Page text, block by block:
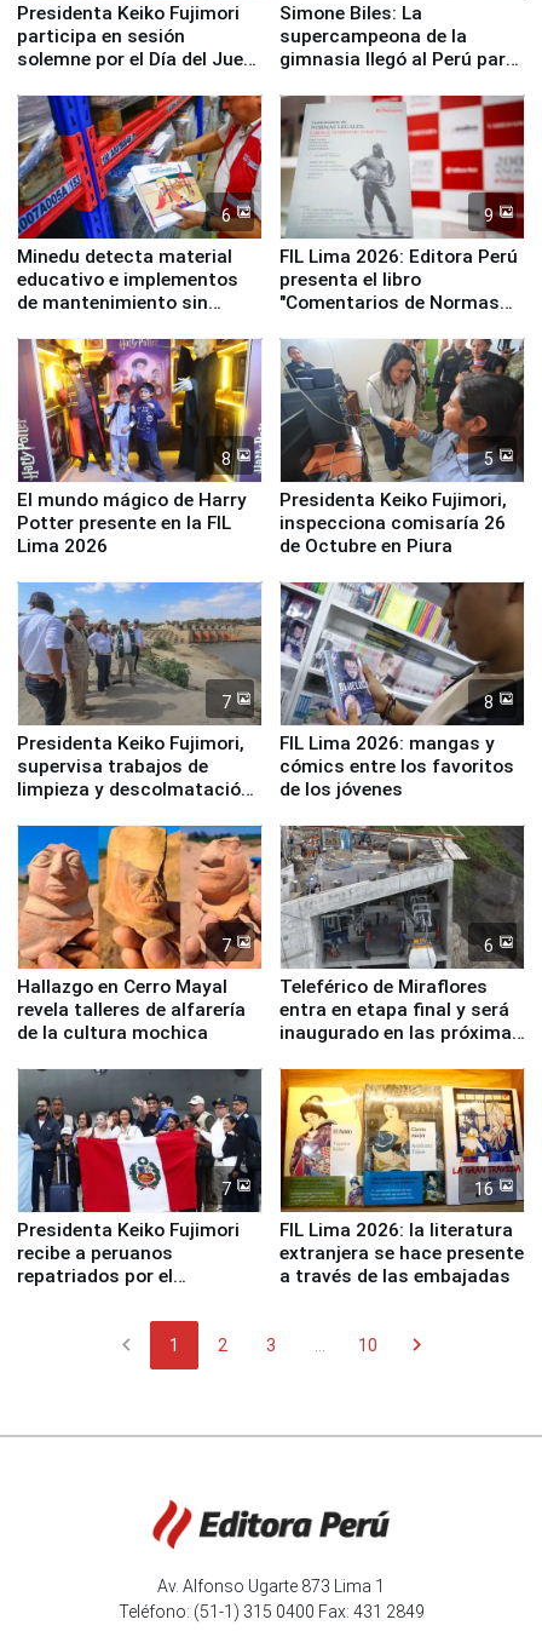
Presidenta Keiko Fujimori
participa en sesión
solemne por el Día del Juez
Simone Biles: La
supercampeona de la
gimnasia llegó al Perú para
Panamericanos Lima 2027
6
Minedu detecta material
educativo e implementos
de mantenimiento sin
la UGEL 2
9
FIL Lima 2026: Editora Perú
presenta el libro
"Comentarios de Normas
Derecho Colectivo"
8
El mundo mágico de Harry
Potter presente en la FIL
Lima 2026
5
Presidenta Keiko Fujimori,
inspecciona comisaría 26
de Octubre en Piura
7
Presidenta Keiko Fujimori,
supervisa trabajos de
limpieza y descolmatación
8
FIL Lima 2026: mangas y
cómics entre los favoritos
de los jóvenes
7
Hallazgo en Cerro Mayal
revela talleres de alfarería
de la cultura mochica
6
Teleférico de Miraflores
entra en etapa final y será
inaugurado en las próximas
7
Presidenta Keiko Fujimori
recibe a peruanos
repatriados por el
16
FIL Lima 2026: la literatura
extranjera se hace presente
a través de las embajadas
chevron_left 1 2 3 10 chevron_right
Av. Alfonso Ugarte 873 Lima 1
Teléfono: (51-1) 315 0400 Fax: 431 2849